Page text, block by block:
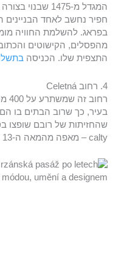
המגדל מ-1475
חפיר נחשב לאחד הבניינים
בפראג. להשלמת החוויה
מהפסלים, הקישוטים
התצפית שלו. הכניסה
4. רחוב Celetná
בעיר, כך שרוב הבתים בו הם
שהחזיתות של רובם שופצו
calty – מאפה מהמאה ה-13 שהיו מכינים פה בעבר.